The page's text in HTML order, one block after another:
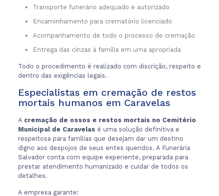
Transporte funerário adequado e autorizado
Encaminhamento para crematório licenciado
Acompanhamento de todo o processo de cremação
Entrega das cinzas à família em urna apropriada
Todo o procedimento é realizado com discrição, respeito e
dentro das exigências legais.
Especialistas em cremação de restos
mortais humanos em Caravelas
A cremação de ossos e restos mortais no Cemitério
Municipal de Caravelas é uma solução definitiva e
respeitosa para famílias que desejam dar um destino
digno aos despojos de seus entes queridos. A Funerária
Salvador conta com equipe experiente, preparada para
prestar atendimento humanizado e cuidar de todos os
detalhes.
A empresa garante: